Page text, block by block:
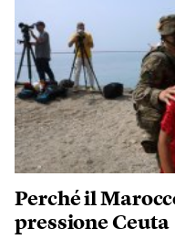
Perché il
pressione Ceuta